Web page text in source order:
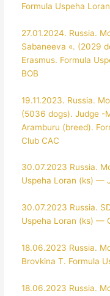
Formula Uspeha
27.01.2024. Russia.
Sabaneeva «. (2029
Erasmus. Formula
BOB
19.11.2023. Russia.
(5036 dogs). Judge -
Aramburu (breed).
Club CAC
30.07.2023 Russia.
Uspeha Loran (ks) —
30.07.2023 Russia.
Uspeha Loran (ks) —
18.06.2023 Russia.
Brovkina T. Formula
18.06.2023 Russia.